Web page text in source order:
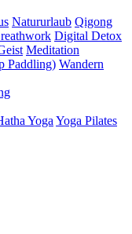
Natururlaub Qigong
Digital Detox
Meditation
Paddling) Wandern
Yoga Yoga Pilates